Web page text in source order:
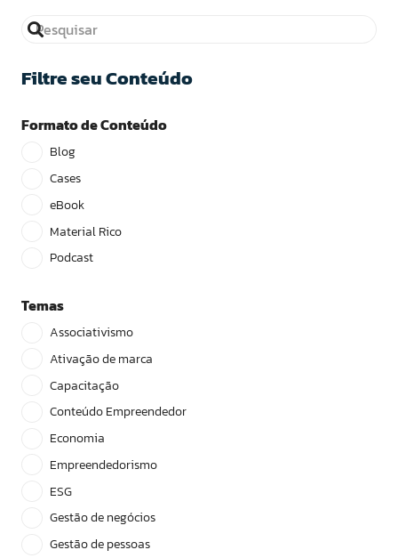
Filtre seu Conteúdo
Formato de Conteúdo
Blog
Cases
eBook
Material Rico
Podcast
Temas
Associativismo
Ativação de marca
Capacitação
Conteúdo Empreendedor
Economia
Empreendedorismo
ESG
Gestão de negócios
Gestão de pessoas